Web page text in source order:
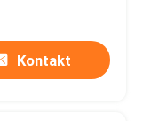
Kontakt